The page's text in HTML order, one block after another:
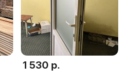
1 530 р.